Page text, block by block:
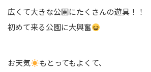
広くて大きな公園にたくさんの遊具！！
初めて来る公園に大興奮
お天気
もとってもよくて、